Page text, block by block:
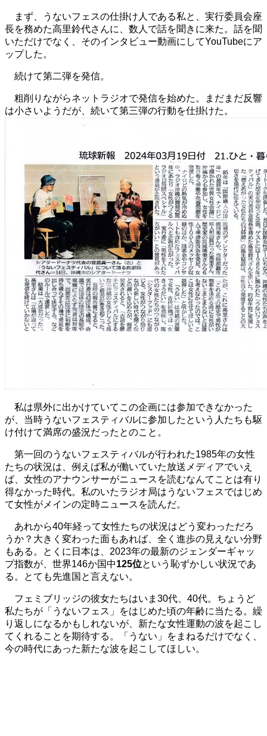
まず、うないフェスの仕掛け人である私と、実行委員会座
長を務めた高里鈴代さんに、数人で話を聞きに来た。話を聞
いただけでなく、そのインタビュー動画にしてYouTubeにア
ップした。
続けて第二弾を発信。
粗削りながらネットラジオで発信を始めた。まだまだ反響
は小さいようだが、続いて第三弾の行動を仕掛けた。
私は県外に出かけていてこの企画には参加できなかった
が、当時うないフェスティバルに参加したという人たちも駆
け付けて満席の盛況だったとのこと。
第一回のうないフェスティバルが行われた1985年の女性
たちの状況は、例えば私が働いていた放送メディアでいえ
ば、女性のアナウンサーがニュースを読むなんてことは有り
得なかった時代。私のいたラジオ局はうないフェスではじめ
て女性がメインの定時ニュースを読んだ。
あれから40年経って女性たちの状況はどう変わっただろ
うか？大きく変わった面もあれば、全く進歩の見えない分野
もある。とくに日本は、2023年の最新のジェンダーギャッ
プ指数が、世界146か国中125位という恥ずかしい状況であ
る。とても先進国と言えない。
フェミブリッジの彼女たちはいま30代、40代。ちょうど
私たちが「うないフェス」をはじめた頃の年齢に当たる。繰
り返しになるかもしれないが、新たな女性運動の波を起こし
てくれることを期待する。「うない」をまねるだけでなく、
今の時代にあった新たな波を起こしてほしい。